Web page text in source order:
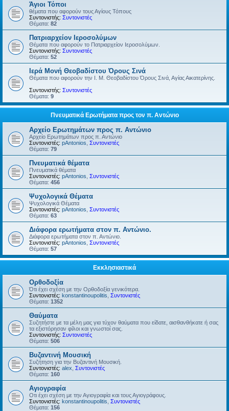
Άγιοι Τόποι
θέματα που αφορούν τους Αγίους Τόπους
Συντονιστής: Συντονιστές
Θέματα: 82
Πατριαρχείον Ιεροσολύμων
Θέματα που αφορούν το Πατριαρχείον Ιεροσολύμων.
Συντονιστής: Συντονιστές
Θέματα: 52
Ιερά Μονή Θεοβαδίστου Όρους Σινά
Θέματα που αφορούν την Ι. Μ. Θεοβαδίστου Όρους Σινά, Αγίας Αικατερίνης.
Συντονιστής: Συντονιστές
Θέματα: 9
Πνευματικά Ερωτήματα προς τον π. Αντώνιο
Αρχείο Ερωτημάτων προς π. Αντώνιο
Αρχείο Ερωτημάτων προς π. Αντώνιο
Συντονιστές: pAntonios Συντονιστές
Θέματα: 79
Πνευματικά θέματα
Πνευματικά θέματα
Συντονιστές: pAntonios Συντονιστές
Θέματα: 456
Ψυχολογικά Θέματα
Ψυχολογικά Θέματα
Συντονιστές: pAntonios Συντονιστές
Θέματα: 63
Διάφορα ερωτήματα στον π. Αντώνιο.
Διάφορα ερωτήματα στον π. Αντώνιο.
Συντονιστές: pAntonios Συντονιστές
Θέματα: 57
Εκκλησιαστικά
Ορθοδοξία
Ότι έχει σχέση με την Ορθοδοξία γενικότερα.
Συντονιστές: konstantinoupolitis Συντονιστές
Θέματα: 1352
Θαύματα
Συζητήστε με τα μέλη μας για τύχον θαύματα που είδατε, αισθανθήκατε ή σας
τα εξιστόρησαν φίλοι και γνωστοί σας.
Συντονιστής: Συντονιστές
Θέματα: 506
Βυζαντινή Μουσική
Συζήτηση για την Βυζαντινή Μουσική.
Συντονιστές: alex Συντονιστές
Θέματα: 160
Αγιογραφία
Οτι έχει σχέση με την Αγιογραφία και τους Αγιογράφους.
Συντονιστές: konstantinoupolitis Συντονιστές
Θέματα: 156